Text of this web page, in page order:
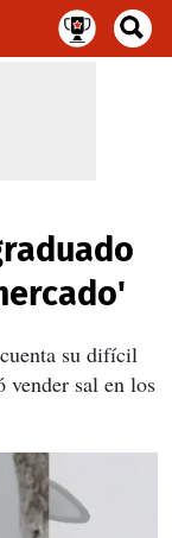
su difícil
vender sal en los